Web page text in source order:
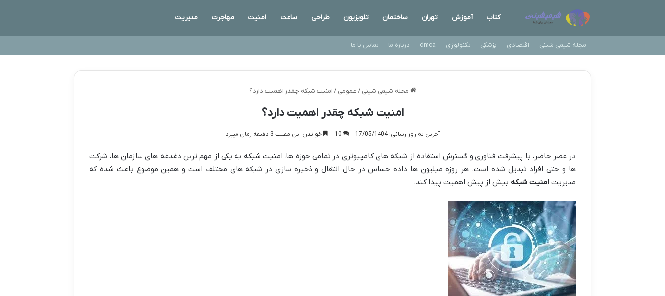
کتاب آموزش تهران ساختمان تلویزیون طراحی ساعت امنیت مهاجرت مدیریت
مجله شیمی شینی اقتصادی پزشکی تکنولوژی dmca درباره ما تماس با ما
مجله شیمی شینی / عمومی / امنیت شبکه چقدر اهمیت دارد؟
امنیت شبکه چقدر اهمیت دارد؟
آخرین به روز رسانی: 17/05/1404 10 خواندن این مطلب 3 دقیقه زمان میبرد
در عصر حاضر، با پیشرفت فناوری و گسترش استفاده از شبکه های کامپیوتری در تمامی حوزه ها، امنیت شبکه به یکی از مهم ترین دغدغه های سازمان ها، شرکت
ها و حتی افراد تبدیل شده است. هر روزه میلیون ها داده حساس در حال انتقال و ذخیره سازی در شبکه های مختلف است و همین موضوع باعث شده که
مدیریتامنیت شبکه بیش از پیش اهمیت پیدا کند.